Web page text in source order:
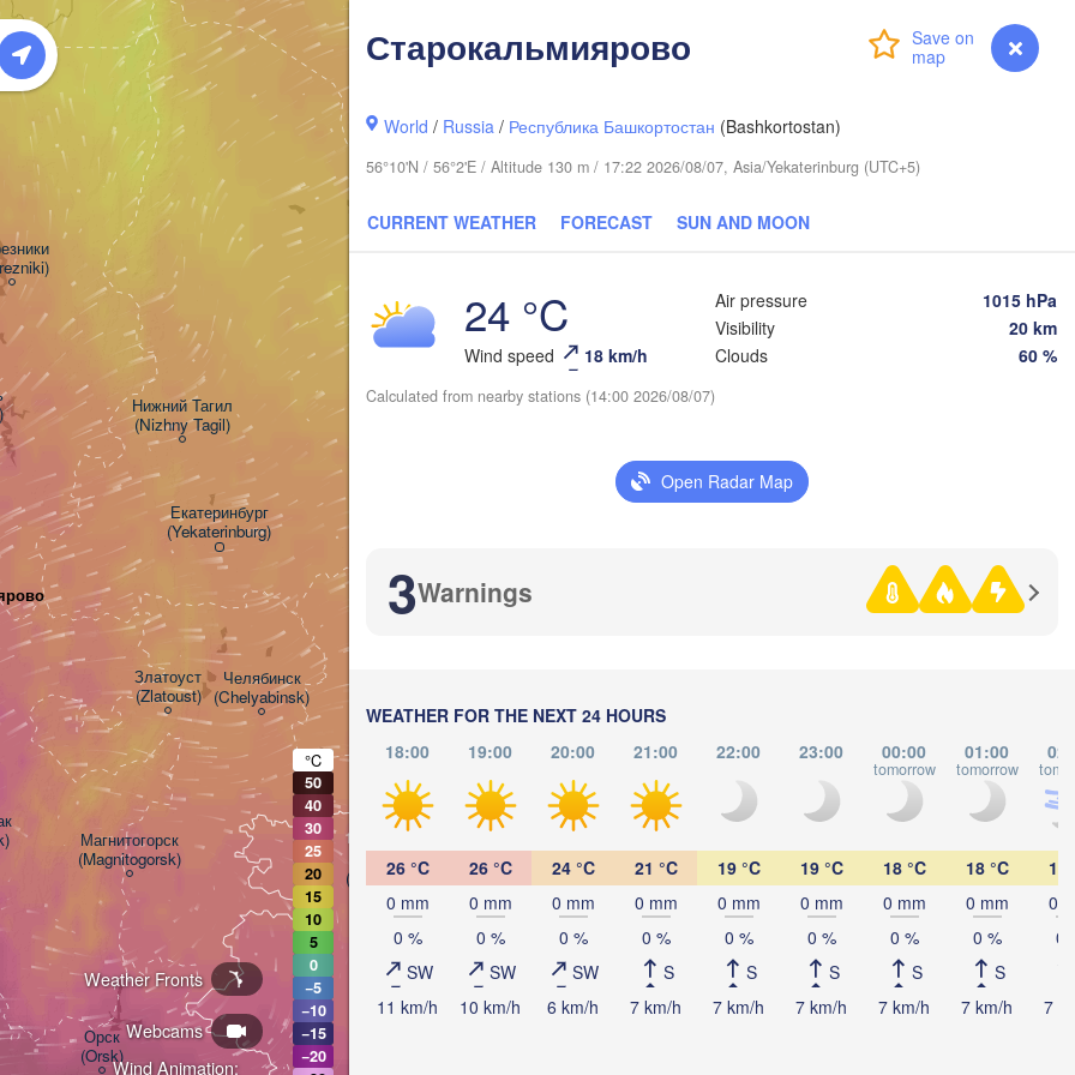
Login myVentusky Forecast
Старокальмиярово
World / Russia / Республика Башкортостан (Bashkortostan)
56°10'N / 56°2'E / Altitude 130 m / 17:22 2026/08/07, Asia/Yekaterinburg (UTC+5)
CURRENT WEATHER FORECAST SUN AND MOON
24 °C
Wind speed 18 km/h
Air pressure
1015 hPa
Visibility
20 km
Clouds
60 %
Calculated from nearby stations (14:00 2026/08/07)
Open Radar Map
3Warnings
WEATHER FOR THE NEXT 24 HOURS
18:00
19:00 20:00 21:00 22:00 23:00 00:00
tomorrow
01:00
tomorrow
26 °C
0 mm
0 %
SW
11 km/h
26 °C
0 mm
0 %
SW
10 km/h
24 °C
0 mm
0 %
SW
6 km/h
21 °C
0 mm
0 %
S
7 km/h
19 °C
0 mm
0 %
S
7 km/h
19 °C
0 mm
0 %
S
7 km/h
18 °C
0 mm
0 %
S
7 km/h
18 °C
0 mm
0 %
S
7 km/h
18
0
0
7
Wind Animation:
Webcams
Weather Fronts
Екатеринбург
(Yekaterinburg)
Нижний Тагил
(Nizhny Tagil)
Челябинск
(Chelyabinsk)
Орск
(Orsk)
Қостанай
(Kostanay)
Златоуст
(Zlatoust)
Магнитогорск
(Magnitogorsk)
Сургут
(Surgut)
Петропавл
(Petropavl)
Көкшетау
(Kökşetaw)
(Ekibastuz)
H
°C
50
40
30
25
20
15
10
5
0
−5
−10
−15
−20